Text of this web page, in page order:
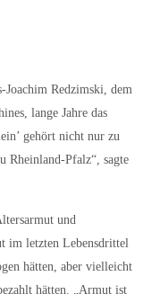
Joachim Redzimski, dem
lange Jahre das
gehört nicht nur zu
Rheinland-Pfalz“, sagte
und
im letzten Lebensdrittel
hätten, aber vielleicht
hätten. „Armut ist